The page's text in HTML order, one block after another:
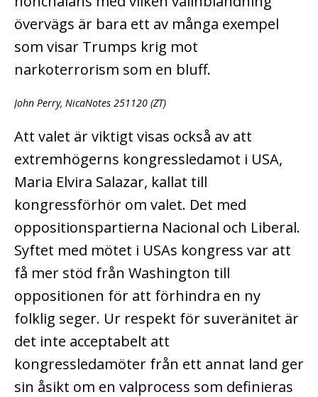
övervägs är bara ett av många exempel
som visar Trumps krig mot
narkoterrorism som en bluff.
John Perry, NicaNotes 251120 (ZT)
Att valet är viktigt visas också av att
extremhögerns kongressledamot i USA,
Maria Elvira Salazar, kallat till
kongressförhör om valet. Det med
oppositionspartierna Nacional och Liberal.
Syftet med mötet i USAs kongress var att
få mer stöd från Washington till
oppositionen för att förhindra en ny
folklig seger. Ur respekt för suveränitet är
det inte acceptabelt att
kongressledamöter från ett annat land ger
sin åsikt om en valprocess som definieras